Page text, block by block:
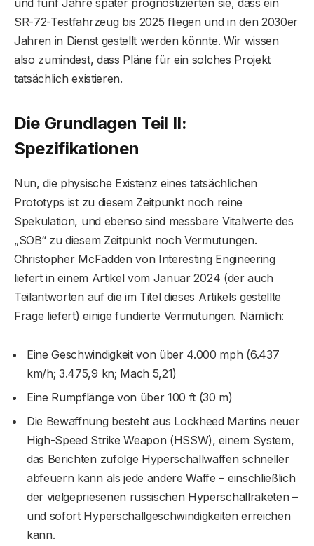
SR-72-Testfahrzeug bis 2025 fliegen und in den 2030er
Jahren in Dienst gestellt werden könnte. Wir wissen
also zumindest, dass Pläne für ein solches Projekt
tatsächlich existieren.
Die Grundlagen Teil II:
Spezifikationen
Nun, die physische Existenz eines tatsächlichen
Prototyps ist zu diesem Zeitpunkt noch reine
Spekulation, und ebenso sind messbare Vitalwerte des
„SOB“ zu diesem Zeitpunkt noch Vermutungen.
Christopher McFadden von Interesting Engineering
liefert in einem Artikel vom Januar 2024 (der auch
Teilantworten auf die im Titel dieses Artikels gestellte
Frage liefert) einige fundierte Vermutungen. Nämlich:
Eine Geschwindigkeit von über 4.000 mph (6.437
km/h; 3.475,9 kn; Mach 5,21)
Eine Rumpflänge von über 100 ft (30 m)
Die Bewaffnung besteht aus Lockheed Martins neuer
High-Speed ​​Strike Weapon (HSSW), einem System,
das Berichten zufolge Hyperschallwaffen schneller
abfeuern kann als jede andere Waffe – einschließlich
der vielgepriesenen russischen Hyperschallraketen –
und sofort Hyperschallgeschwindigkeiten erreichen
kann.